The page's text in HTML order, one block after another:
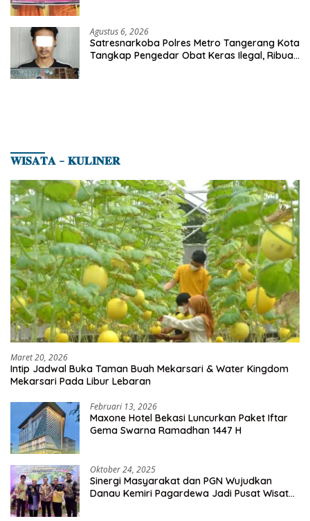
Agustus 6, 2026
Satresnarkoba Polres Metro Tangerang Kota
Tangkap Pengedar Obat Keras Ilegal, Ribuan
𝐖𝐈𝐒𝐀𝐓𝐀 – 𝐊𝐔𝐋𝐈𝐍𝐄𝐑
Maret 20, 2026
Intip Jadwal Buka Taman Buah Mekarsari & Water Kingdom
Mekarsari Pada Libur Lebaran
Februari 13, 2026
Maxone Hotel Bekasi Luncurkan Paket Iftar
Gema Swarna Ramadhan 1447 H
Oktober 24, 2025
Sinergi Masyarakat dan PGN Wujudkan
Danau Kemiri Pagardewa Jadi Pusat Wisata